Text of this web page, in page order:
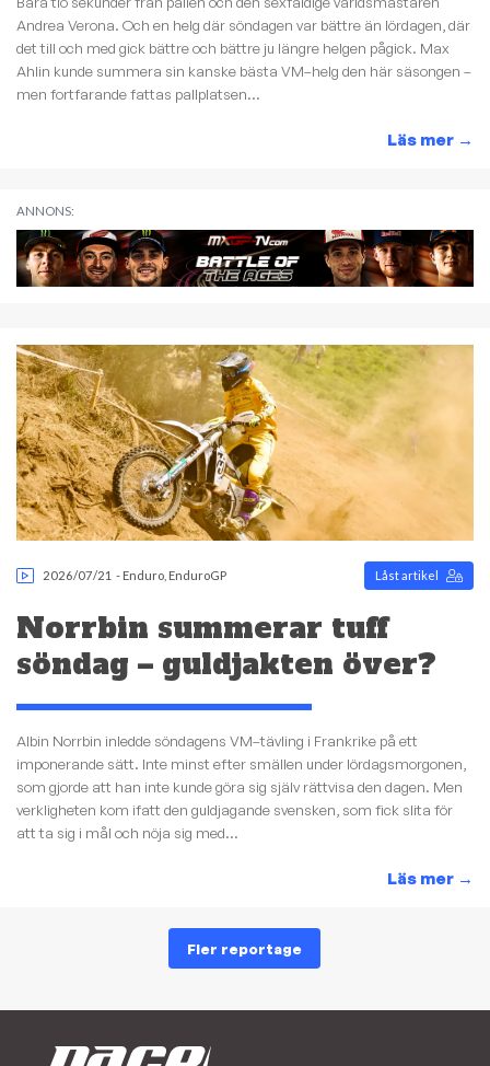
Andrea Verona. Och en helg där söndagen var bättre än lördagen, där
det till och med gick bättre och bättre ju längre helgen pågick. Max
Ahlin kunde summera sin kanske bästa VM–helg den här säsongen –
men fortfarande fattas pallplatsen...
Läs mer →
ANNONS:
2026/07/21 - Enduro EnduroGP Låst artikel
Norrbin summerar tuff
söndag – guldjakten över?
Albin Norrbin inledde söndagens VM–tävling i Frankrike på ett
imponerande sätt. Inte minst efter smällen under lördagsmorgonen,
som gjorde att han inte kunde göra sig själv rättvisa den dagen. Men
verkligheten kom ifatt den guldjagande svensken, som fick slita för
att ta sig i mål och nöja sig med...
Läs mer →
Fler reportage